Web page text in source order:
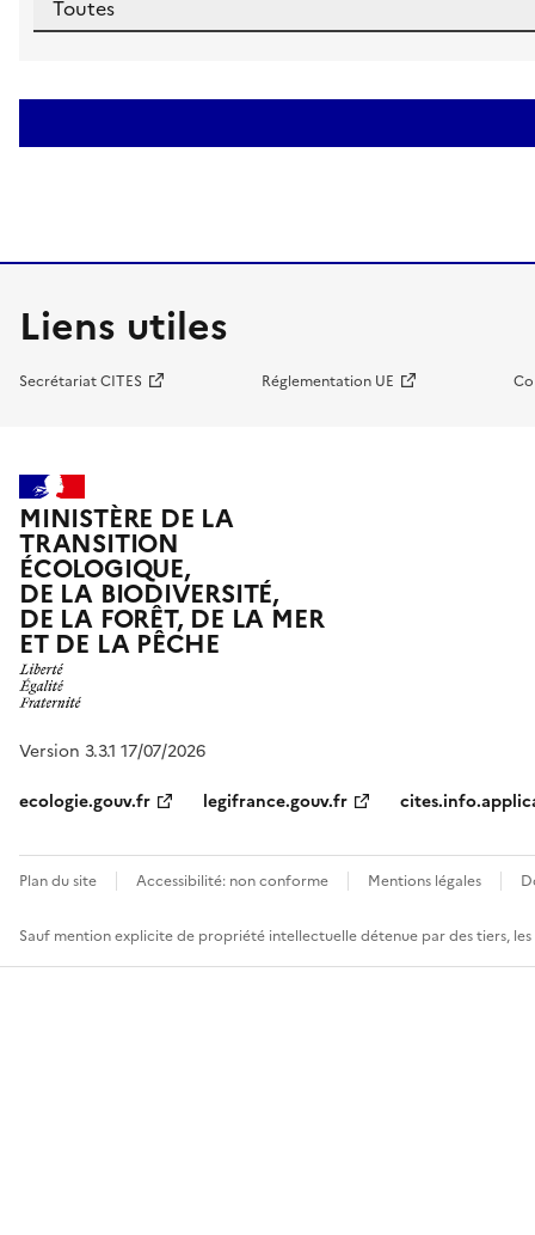
Liens utiles
Secrétariat CITES Réglementation UE
MINISTÈRE DE LA
TRANSITION
ÉCOLOGIQUE,
DE LA BIODIVERSITÉ,
DE LA FORÊT, DE LA MER
ET DE LA PÊCHE
Version 3.3.1 17/07/2026
ecologie.gouv.fr
legifrance.gouv.fr
Plan du site Accessibilité: non conforme Mentions légales
Sauf mention explicite de propriété intellectuelle détenue par des tiers,